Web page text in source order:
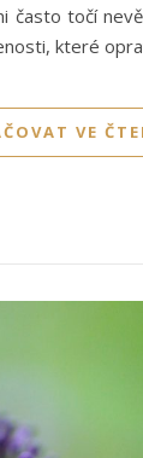
často točí
které
VE